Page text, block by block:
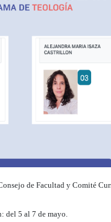
de Facultad y Comité
del 5 al 7 de mayo.